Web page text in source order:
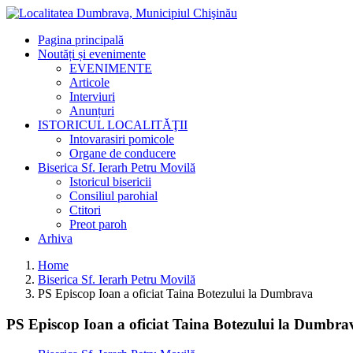
Pagina principală
Noutăți și evenimente
EVENIMENTE
Articole
Interviuri
Anunțuri
ISTORICUL LOCALITĂŢII
Intovarasiri pomicole
Organe de conducere
Biserica Sf. Ierarh Petru Movilă
Istoricul bisericii
Consiliul parohial
Ctitori
Preot paroh
Arhiva
Home
Biserica Sf. Ierarh Petru Movilă
PS Episcop Ioan a oficiat Taina Botezului la Dumbrava
PS Episcop Ioan a oficiat Taina Botezului la